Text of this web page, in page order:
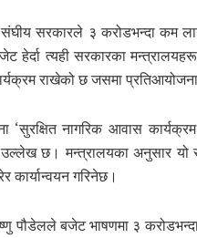
सरकारले ३ करोडभन्दा कम
हेर्दा त्यही सरकारका
राखेको छ जसमा
‘सुरक्षित नागरिक आवास
छ। मन्त्रालयका अनुसार यो
कार्यान्वयन गरिनेछ।
पौडेलले बजेट भाषणमा ३